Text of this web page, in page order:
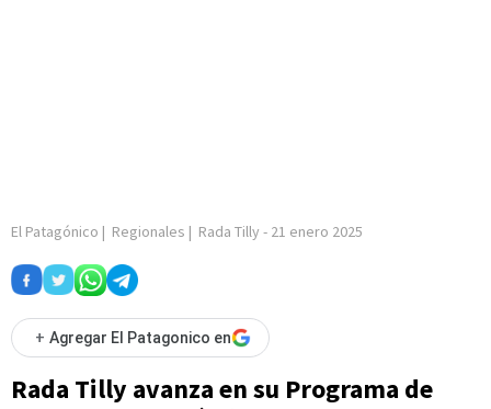
El Patagónico | Regionales | Rada Tilly - 21 enero 2025
+ Agregar El Patagonico en
Rada Tilly avanza en su Programa de